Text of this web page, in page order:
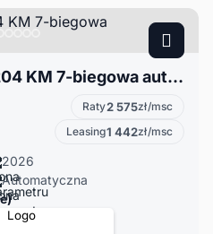
Cupra Leon 2.0 TSI 204 KM 7-biegowa automatyczna 4Drive
Raty2 575zł/msc
Leasing1 442zł/msc
2026
Automatyczna